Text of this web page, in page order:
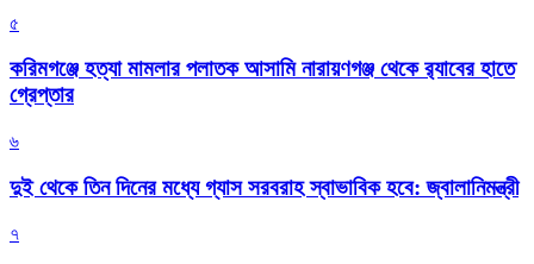
৫
করিমগঞ্জে হত্যা মামলার পলাতক আসামি নারায়ণগঞ্জ থেকে র‌্যাবের হাতে
গ্রেপ্তার
৬
দুই থেকে তিন দিনের মধ্যে গ্যাস সরবরাহ স্বাভাবিক হবে: জ্বালানিমন্ত্রী
৭